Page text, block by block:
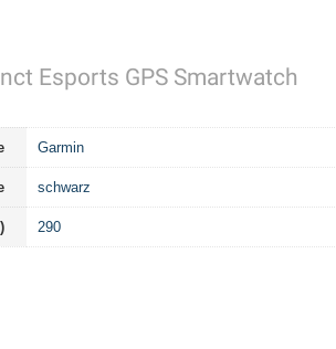
Esports GPS Smartwatch
Garmin
schwarz
290